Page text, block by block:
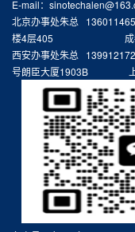
E-mail：
北京办事处朱总
楼4层405 成都办事
西安办事处朱总
号朗臣大厦1903B 上海